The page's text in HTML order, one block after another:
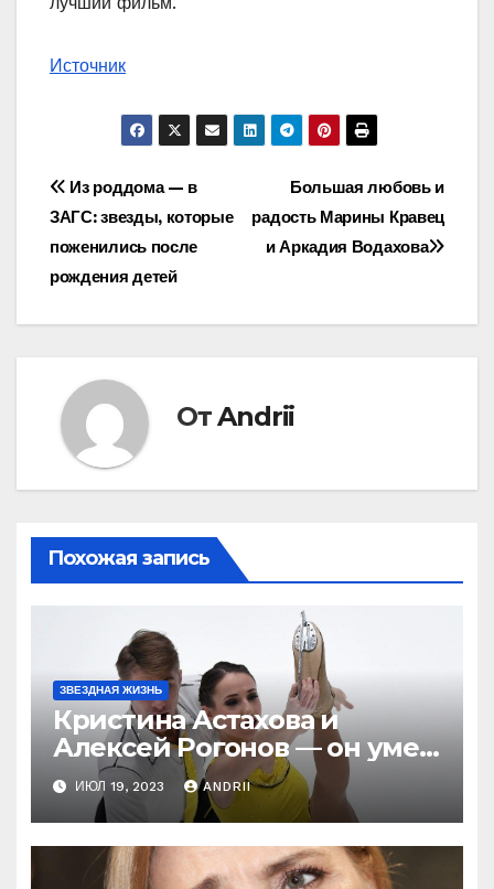
Источник
Навигация
по
записям
Большая любовь и
радость Марины Кравец
и Аркадия Водахова
Из роддома — в
ЗАГС: звезды, которые
поженились после
рождения детей
ОтAndrii
Похожая запись
ЗВЕЗДНАЯ ЖИЗНЬ
Кристина Астахова и
Алексей Рогонов — он умер
ради неё, а зря! Как
непредсказуема жизнь!
ИЮЛ 19, 2023 ANDRII